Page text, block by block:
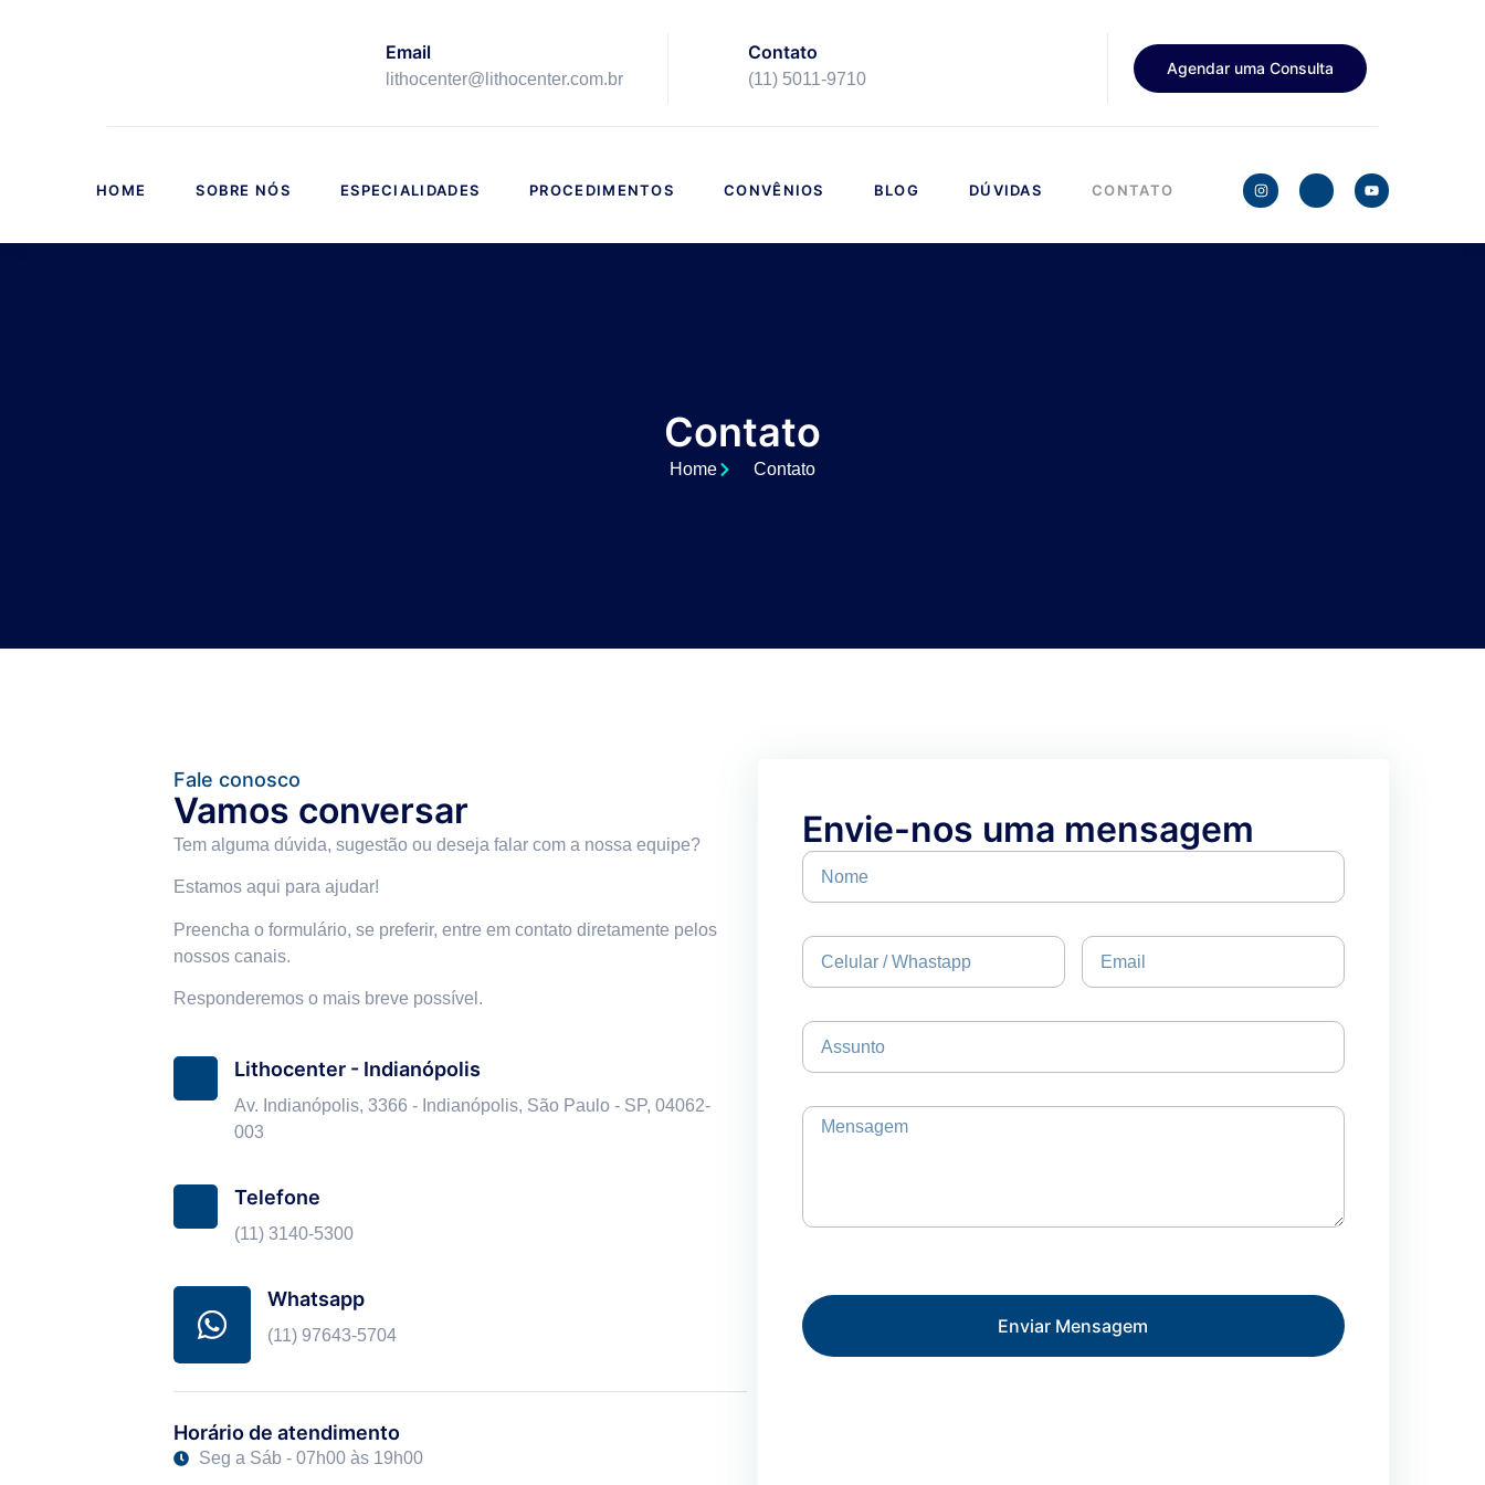
Email
lithocenter@lithocenter.com.br
Contato
(11) 5011-9710
Agendar uma Consulta
HOME SOBRE NÓS ESPECIALIDADES PROCEDIMENTOS CONVÊNIOS BLOG DÚVIDAS CONTATO
Contato
Home Contato
Fale conosco
Vamos conversar
Tem alguma dúvida, sugestão ou deseja falar com a nossa equipe?
Estamos aqui para ajudar!
Preencha o formulário, se preferir, entre em contato diretamente pelos
nossos canais.
Responderemos o mais breve possível.
Lithocenter - Indianópolis
Av. Indianópolis, 3366 - Indianópolis, São Paulo - SP, 04062-
003
Telefone
(11) 3140-5300
Whatsapp
(11) 97643-5704
Horário de atendimento
Seg a Sáb - 07h00 às 19h00
Envie-nos uma mensagem
Enviar Mensagem